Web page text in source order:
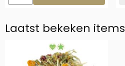
Laatst bekeken items